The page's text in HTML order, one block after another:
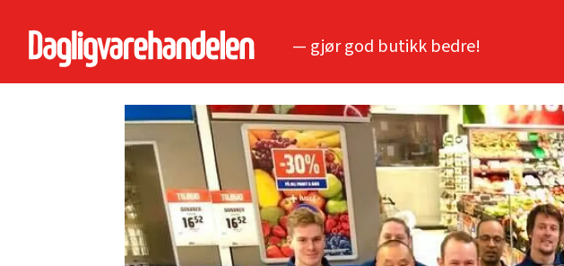
— gjør god butikk bedre!